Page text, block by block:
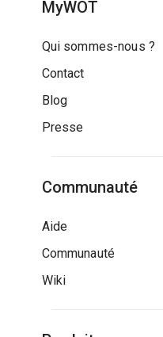
MyWOT
Qui sommes-nous ?
Contact
Blog
Presse
Communauté
Aide
Communauté
Wiki